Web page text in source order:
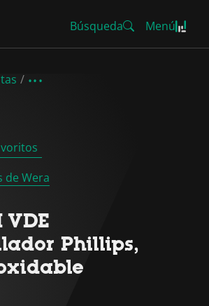
Búsqueda Menú
de Wera
VDE
Phillips,